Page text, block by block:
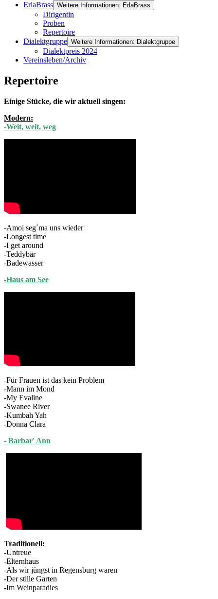
ErlaBrass Weitere Informationen: ErlaBrass
Dirigentin
Proben
Repertoire
Dialektgruppe Weitere Informationen: Dialektgruppe
Dialektpreis 2024
Vereinsleben/Archiv
Repertoire
Einige Stücke, die wir aktuell singen:
Modern:
-Weit, weit, weg
-Amoi seg´ma uns wieder
-Longest time
-I get around
-Teddybär
-Badewasser
-Haus am See
-Für Frauen ist das kein Problem
-Mann im Mond
-My Evaline
-Swanee River
-Kumbah Yah
-Donna Clara
- Barbar' Ann
Traditionell:
-Untreue
-Elternhaus
-Als wir jüngst in Regensburg waren
-Der stille Garten
-Im Weinparadies